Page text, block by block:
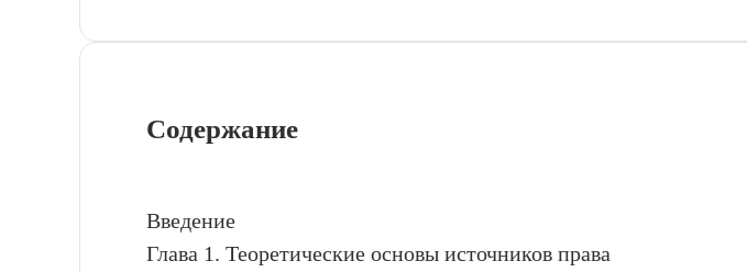
Содержание
Введение
Глава 1. Теоретические основы источников права